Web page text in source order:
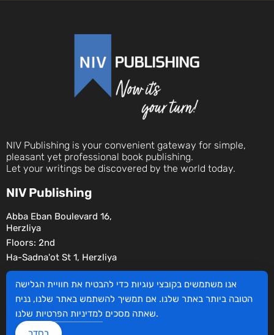
NIV Publishing is your convenient gateway for simple,
pleasant yet professional book publishing.
Let your writings be discovered by the world today.
NIV Publishing
Abba Eban Boulevard 16,
Herzliya
Floors: 2nd
Ha-Sadna'ot St 1, Herzliya
Social
אנו משתמשים בקובצי עוגיות כדי להבטיח את חוויית הגלישה
הטובה ביותר באתר שלנו. אם תמשיך להשתמש באתר שלנו, נניח
שאתה מסכים למדיניות הפרטיות
שלנו.